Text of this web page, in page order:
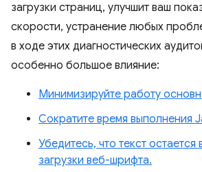
загрузки страниц, улучшит ваш
скорости, устранение любых
в ходе этих диагностических
особенно большое влияние:
Минимизируйте работу
Сократите время выполнения
Убедитесь, что текст
загрузки веб-шрифта.